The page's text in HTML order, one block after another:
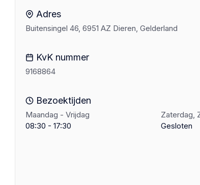
Adres
Buitensingel 46, 6951 AZ Dieren, Gelderland
KvK nummer
9168864
Bezoektijden
Maandag - Vrijdag
08:30 - 17:30
Zaterdag,
Gesloten